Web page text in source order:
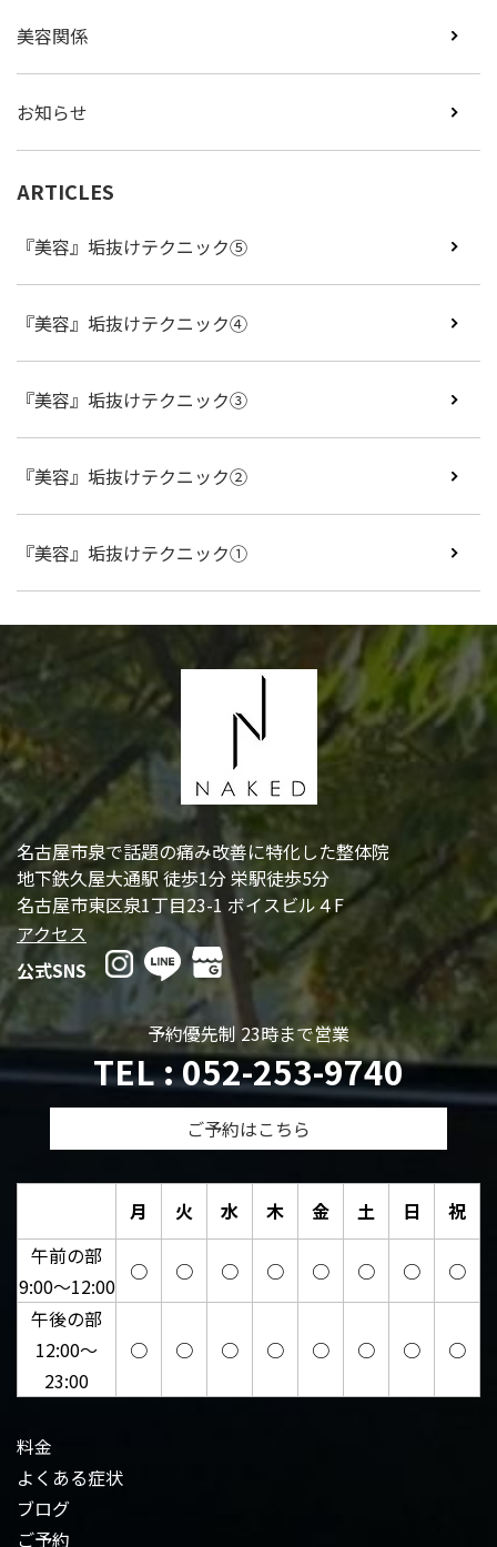
美容関係
お知らせ
ARTICLES
『美容』垢抜けテクニック⑤
『美容』垢抜けテクニック④
『美容』垢抜けテクニック③
『美容』垢抜けテクニック②
『美容』垢抜けテクニック①
名古屋市泉で話題の痛み改善に特化した整体院
地下鉄久屋大通駅 徒歩1分 栄駅徒歩5分
名古屋市東区泉1丁目23-1 ボイスビル４F
アクセス
公式SNS
予約優先制 23時まで営業
TEL : 052-253-9740
ご予約はこちら
月 火 水 木 金 土 日
祝
午前の部
9:00～12:00
○ ○ ○ ○ ○ ○ ○
○
午後の部
12:00～
23:00
○ ○ ○ ○ ○ ○ ○ ○
料金
よくある症状
ブログ
ご予約